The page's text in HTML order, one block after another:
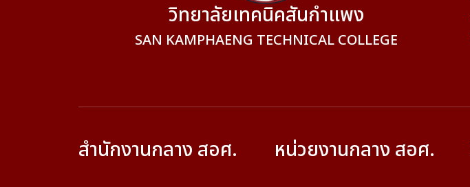
วิทยาลัยเทคนิคสันกำแพง
SAN KAMPHAENG TECHNICAL COLLEGE
สำนักงานกลาง สอศ. หน่วยงานกลาง สอศ.